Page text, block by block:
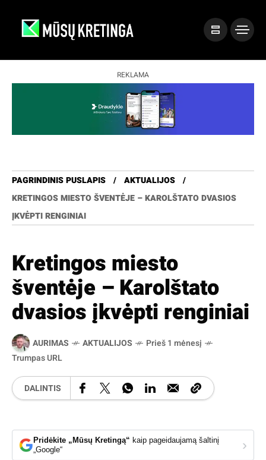
REKLAMA
PAGRINDINIS PUSLAPIS
AKTUALIJOS
KRETINGOS MIESTO ŠVENTĖJE – KAROLŠTATO DVASIOS
ĮKVĖPTI RENGINIAI
Kretingos miesto
šventėje – Karolštato
dvasios įkvėpti renginiai
AURIMAS AKTUALIJOS
Prieš 1 mėnesį
Trumpas URL
DALINTIS
Pridėkite „Mūsų Kretingą“ kaip pageidaujamą šaltinį
„Google“
›